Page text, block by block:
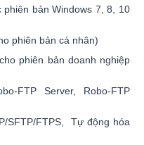
phiên bản Windows 7, 8, 10
phiên bản cá nhân)
phiên bản doanh nghiệp
FTP Server, Robo-FTP
SFTP/FTPS, Tự động hóa